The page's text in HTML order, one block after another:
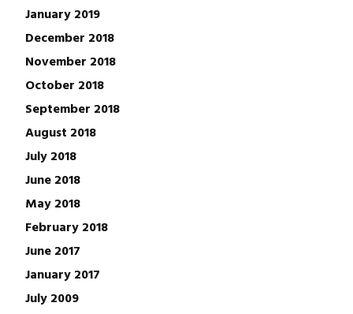
January 2019
December 2018
November 2018
October 2018
September 2018
August 2018
July 2018
June 2018
May 2018
February 2018
June 2017
January 2017
July 2009